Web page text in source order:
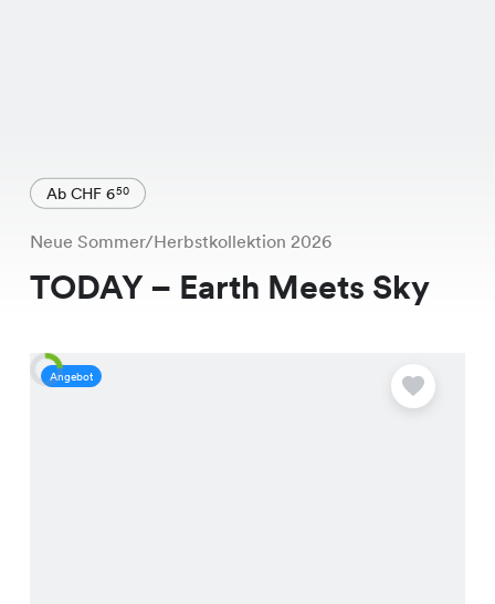
Ab CHF 650
Neue Sommer/Herbstkollektion 2026
TODAY – Earth Meets Sky
Angebot